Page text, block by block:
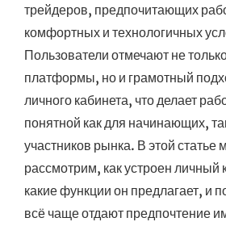
трейдеров, предпочитающих
комфортных и технологичных
Пользователи отмечают не
платформы, но и грамотный
личного кабинета, что делает
понятной как для начинающих,
участников рынка. В этой статье
рассмотрим, как устроен личный
какие функции он предлагает, и
всё чаще отдают предпочтение